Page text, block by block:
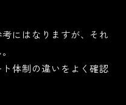
にはなりますが、それ
体制の違いをよく確認